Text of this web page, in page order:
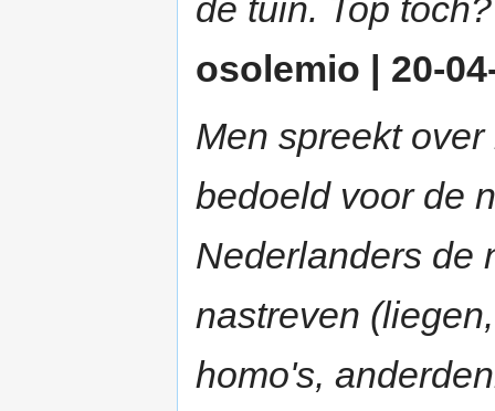
de tuin. Top toch?
osolemio | 20-
Men spreekt
bedoeld voor de
Nederlanders de
nastreven
homo's,